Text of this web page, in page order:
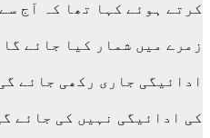
کرتے ہوئے کہا تھا کہ آج
زمرے میں شمار کیا جائے
ادائیگی جاری رکھی جائے
کی ادائیگی نہیں کی جائے